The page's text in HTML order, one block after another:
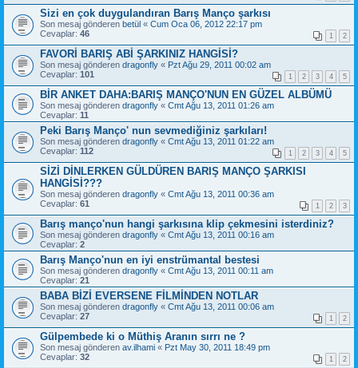
Sizi en çok duygulandıran Barış Manço şarkısı
Son mesaj gönderen betül « Cum Oca 06, 2012 22:17 pm
Cevaplar: 46 1 2
FAVORİ BARIŞ ABİ ŞARKINIZ HANGİSİ?
Son mesaj gönderen dragonfly « Pzt Ağu 29, 2011 00:02 am
Cevaplar: 101 1 2 3 4 5
BİR ANKET DAHA:BARIŞ MANÇO'NUN EN GÜZEL ALBÜMÜ
Son mesaj gönderen dragonfly « Cmt Ağu 13, 2011 01:26 am
Cevaplar: 11
Peki Barış Manço' nun sevmediğiniz şarkıları!
Son mesaj gönderen dragonfly « Cmt Ağu 13, 2011 01:22 am
Cevaplar: 112 1 2 3 4 5
SİZİ DİNLERKEN GÜLDÜREN BARIŞ MANÇO ŞARKISI
HANGİSİ???
Son mesaj gönderen dragonfly « Cmt Ağu 13, 2011 00:36 am
Cevaplar: 61 1 2 3
Barış manço'nun hangi şarkısına klip çekmesini isterdiniz?
Son mesaj gönderen dragonfly « Cmt Ağu 13, 2011 00:16 am
Cevaplar: 2
Barış Manço'nun en iyi enstrümantal bestesi
Son mesaj gönderen dragonfly « Cmt Ağu 13, 2011 00:11 am
Cevaplar: 21
BABA BİZİ EVERSENE FİLMİNDEN NOTLAR
Son mesaj gönderen dragonfly « Cmt Ağu 13, 2011 00:06 am
Cevaplar: 27 1 2
Gülpembede ki o Müthiş Aranın sırrı ne ?
Son mesaj gönderen av.ilhami « Pzt May 30, 2011 18:49 pm
Cevaplar: 32 1 2